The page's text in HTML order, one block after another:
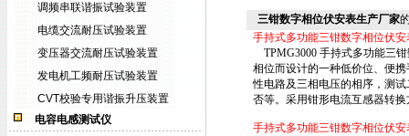
调频串联谐振试验装置
电缆交流耐压试验装置
变压器交流耐压试验装置
发电机工频耐压试验装置
CVT校验专用谐振升压装置
电容电感测试仪
三钳数字相位伏安表生产厂家
手持式多功能三钳数字相位伏安
TPMG3000 手持式多功能三
相位而设计的一种低价位、便
性电路及三相电压的相序，测
否等。采用钳形电流互感器转
手持式多功能三钳数字相位伏安